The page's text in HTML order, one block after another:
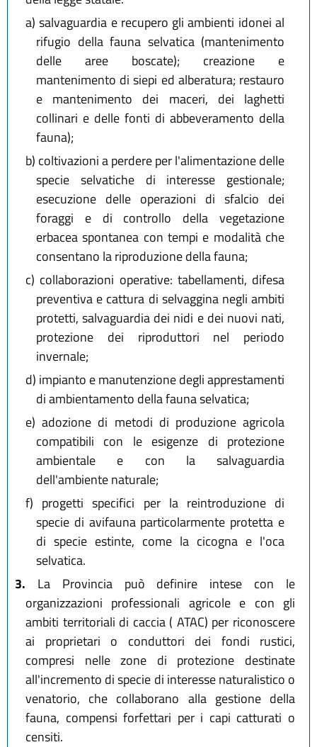
a) salvaguardia e recupero gli ambienti idonei al
rifugio della fauna selvatica (mantenimento
delle aree boscate); creazione e
mantenimento di siepi ed alberatura; restauro
e mantenimento dei maceri, dei laghetti
collinari e delle fonti di abbeveramento della
fauna);
b) coltivazioni a perdere per l'alimentazione delle
specie selvatiche di interesse gestionale;
esecuzione delle operazioni di sfalcio dei
foraggi e di controllo della vegetazione
erbacea spontanea con tempi e modalità che
consentano la riproduzione della fauna;
c) collaborazioni operative: tabellamenti, difesa
preventiva e cattura di selvaggina negli ambiti
protetti, salvaguardia dei nidi e dei nuovi nati,
protezione dei riproduttori nel periodo
invernale;
d) impianto e manutenzione degli apprestamenti
di ambientamento della fauna selvatica;
e) adozione di metodi di produzione agricola
compatibili con le esigenze di protezione
ambientale e con la salvaguardia
dell'ambiente naturale;
f) progetti specifici per la reintroduzione di
specie di avifauna particolarmente protetta e
di specie estinte, come la cicogna e l'oca
selvatica.
3. La Provincia può definire intese con le
organizzazioni professionali agricole e con gli
ambiti territoriali di caccia ( ATAC) per riconoscere
ai proprietari o conduttori dei fondi rustici,
compresi nelle zone di protezione destinate
all'incremento di specie di interesse naturalistico o
venatorio, che collaborano alla gestione della
fauna, compensi forfettari per i capi catturati o
censiti.